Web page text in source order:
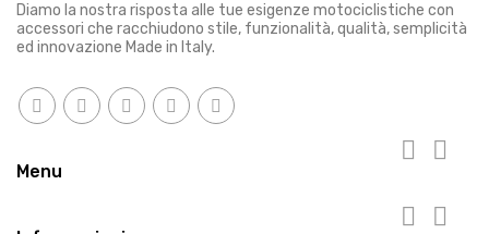
Diamo la nostra risposta alle tue esigenze motociclistiche con
accessori che racchiudono stile, funzionalità, qualità, semplicità
ed innovazione Made in Italy.
Menu
 
 